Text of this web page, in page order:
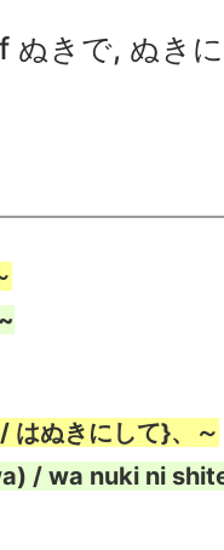
ada cowok yang gak
kontaknya enggak?
ぬきで, ぬき
はぬきにして}、～
/ wa nuki ni